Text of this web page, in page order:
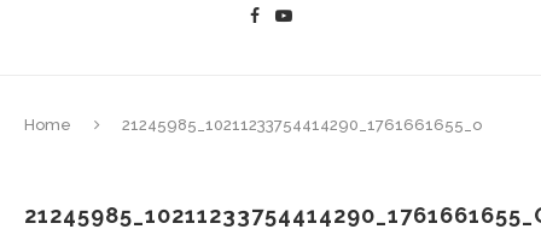
Home 21245985_10211233754414290_1761661655_o